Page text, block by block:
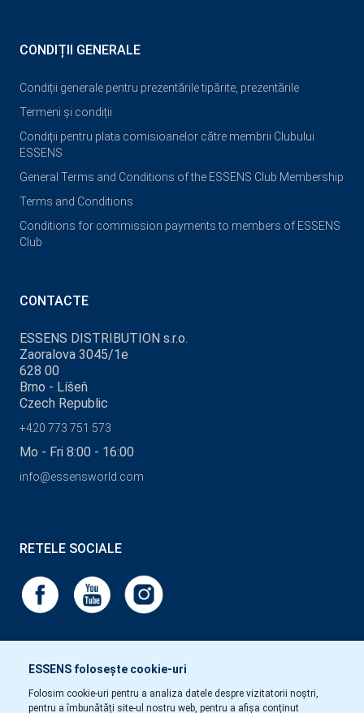
ESSENS folosește cookie-uri
Folosim cookie-uri pentru a analiza datele despre vizitatorii noștri,
pentru a îmbunătăți site-ul nostru web, pentru a afișa conținut
CONDIȚII GENERALE
Condiții generale pentru prezentările tipărite, prezentările
Termeni și condiții
Condiții pentru plata comisioanelor către membrii Clubului
ESSENS
General Terms and Conditions of the ESSENS Club Membership
Terms and Conditions
Conditions for commission payments to members of ESSENS
Club
CONTACTE
ESSENS DISTRIBUTION s.r.o.
Zaoralova 3045/1e
628 00
Brno - Líšeň
Czech Republic
+420 773 751 573
Mo - Fri 8:00 - 16:00
info@essensworld.com
RETELE SOCIALE